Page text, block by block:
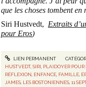
que les choses tombent en
Siri Hustvedt, Extraits
pour Eros)
LIEN PERMANENT
HUSTVEDT,SIRI PLAIDOYER POUR
RÉFLEXION ENFANCE FAMILLE
JAMES LES BOSTONIENNES ,11